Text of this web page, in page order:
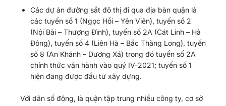
Các dự án đường sắt đô thị đi qua địa bàn quận là
các tuyến số 1 (Ngọc Hồi – Yên Viên), tuyến số 2
(Nội Bài – Thượng Đình), tuyến số 2A (Cát Linh – Hà
Đông), tuyến số 4 (Liên Hà – Bắc Thăng Long), tuyến
số 8 (An Khánh – Dương Xá) trong đó tuyến số 2A
chính thức vận hành vào quý IV-2021; tuyến số 1
hiện đang được đầu tư xây dựng.
Với dân số đông, là quận tập trung nhiều công ty, cơ sở